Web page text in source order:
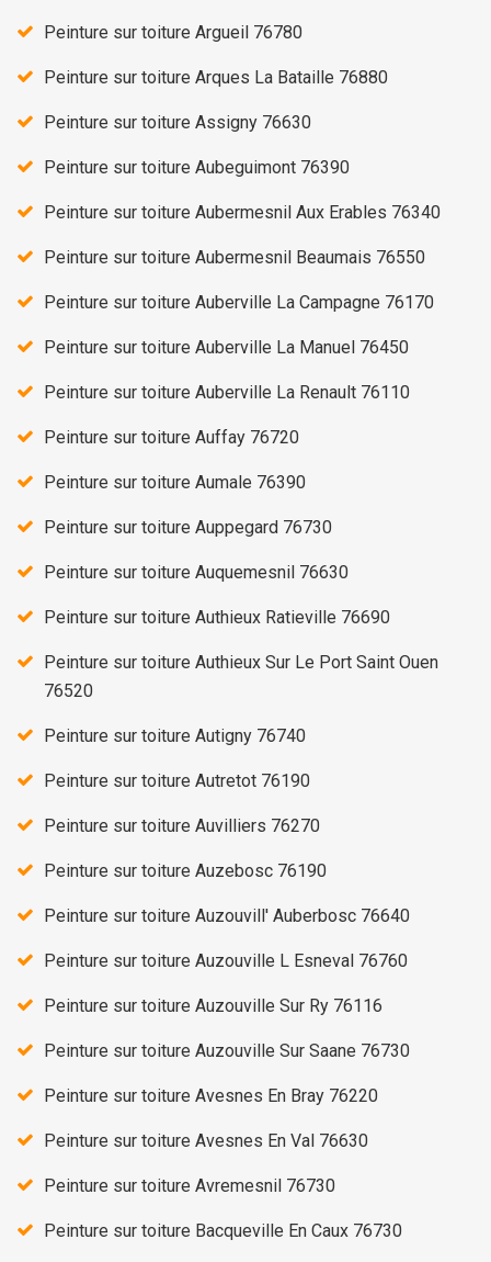
Peinture sur toiture Argueil 76780
Peinture sur toiture Arques La Bataille 76880
Peinture sur toiture Assigny 76630
Peinture sur toiture Aubeguimont 76390
Peinture sur toiture Aubermesnil Aux Erables 76340
Peinture sur toiture Aubermesnil Beaumais 76550
Peinture sur toiture Auberville La Campagne 76170
Peinture sur toiture Auberville La Manuel 76450
Peinture sur toiture Auberville La Renault 76110
Peinture sur toiture Auffay 76720
Peinture sur toiture Aumale 76390
Peinture sur toiture Auppegard 76730
Peinture sur toiture Auquemesnil 76630
Peinture sur toiture Authieux Ratieville 76690
Peinture sur toiture Authieux Sur Le Port Saint Ouen
76520
Peinture sur toiture Autigny 76740
Peinture sur toiture Autretot 76190
Peinture sur toiture Auvilliers 76270
Peinture sur toiture Auzebosc 76190
Peinture sur toiture Auzouvill' Auberbosc 76640
Peinture sur toiture Auzouville L Esneval 76760
Peinture sur toiture Auzouville Sur Ry 76116
Peinture sur toiture Auzouville Sur Saane 76730
Peinture sur toiture Avesnes En Bray 76220
Peinture sur toiture Avesnes En Val 76630
Peinture sur toiture Avremesnil 76730
Peinture sur toiture Bacqueville En Caux 76730